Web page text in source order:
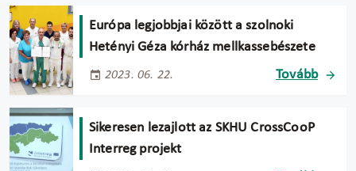
Európa legjobbjai között a szolnoki
Hetényi Géza kórház mellkassebészete
2023. 06. 22. Tovább
Sikeresen lezajlott az SKHU CrossCooP
Interreg projekt